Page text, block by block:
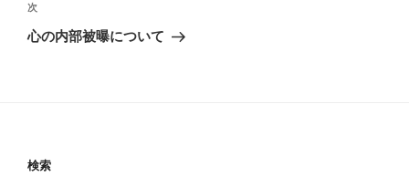
ー
シ
次
の
次
心の内部被曝について
検索